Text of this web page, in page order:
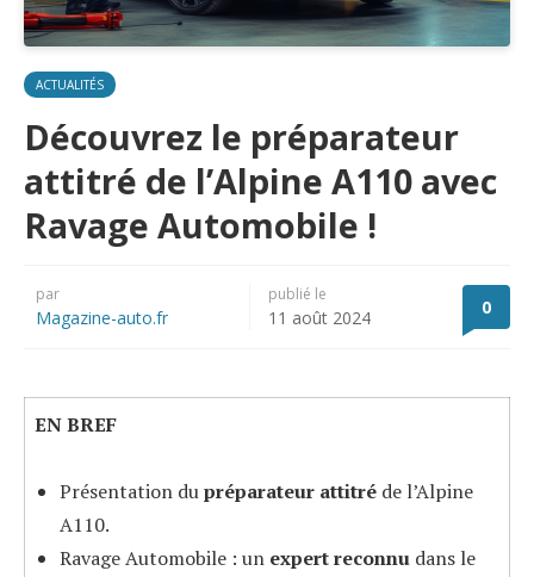
ACTUALITÉS
Découvrez le préparateur
attitré de l’Alpine A110 avec
Ravage Automobile !
par
Magazine-auto.fr
publié le
11 août 2024 0
EN BREF
Présentation dupréparateur attitréde l’Alpine
A110.
Ravage Automobile : un expert reconnudans le